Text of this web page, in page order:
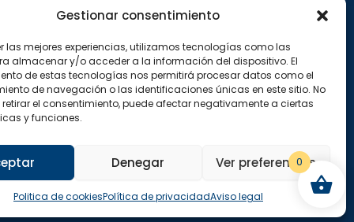
Gestionar consentimiento
las mejores experiencias, utilizamos tecnologías como las
almacenar y/o acceder a la información del dispositivo. El
de estas tecnologías nos permitirá procesar datos como el
de navegación o las identificaciones únicas en este sitio. No
el consentimiento, puede afectar negativamente a ciertas
y funciones.
Denegar Ver preferencias
Politica de cookiesPolítica de privacidadAviso legal
X
-
t
w
i
t
t
r
I
n
s
t
a
g
r
m
0